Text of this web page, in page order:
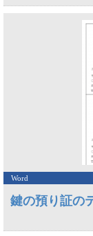
Word
鍵の預り証の